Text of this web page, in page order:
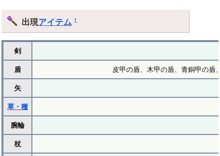
出現アイテム †
剣
盾 皮甲の盾、木甲の盾、青銅甲の盾
矢
草・種
腕輪
杖